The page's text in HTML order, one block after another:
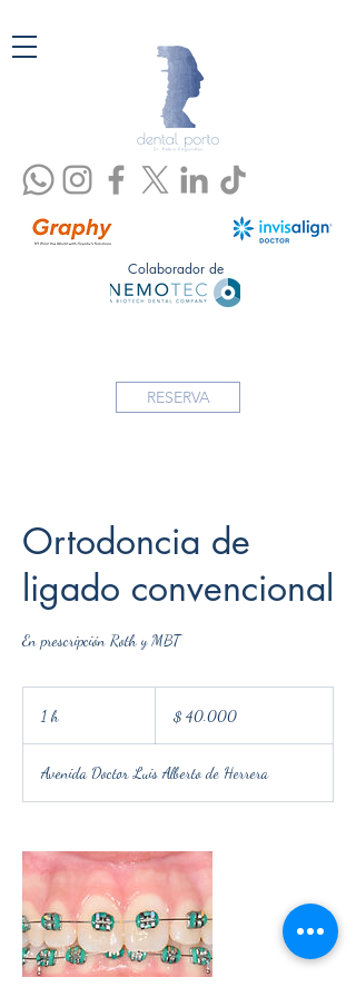
RESERVA
Colaborador de
Ortodoncia de
ligado convencional
En prescripción Roth y MBT
1 h
uruguayos
$ 40.000
Avenida Doctor Luis Alberto de Herrera